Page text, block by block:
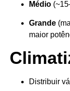
Médio
Grande
maior
Distribuir